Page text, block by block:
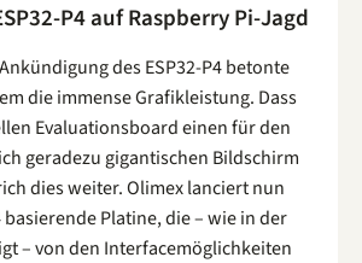
P4 auf Raspberry Pi-Jagd
des ESP32-P4 betonte
die immense Grafikleistung. Dass
Evaluationsboard einen für den
geradezu gigantischen Bildschirm
dies weiter. Olimex lanciert nun
basierende Platine, die – wie in der
– von den Interfacemöglichkeiten